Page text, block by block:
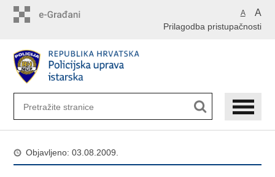
A A
Prilagodba pristupačnosti
Objavljeno: 03.08.2009.